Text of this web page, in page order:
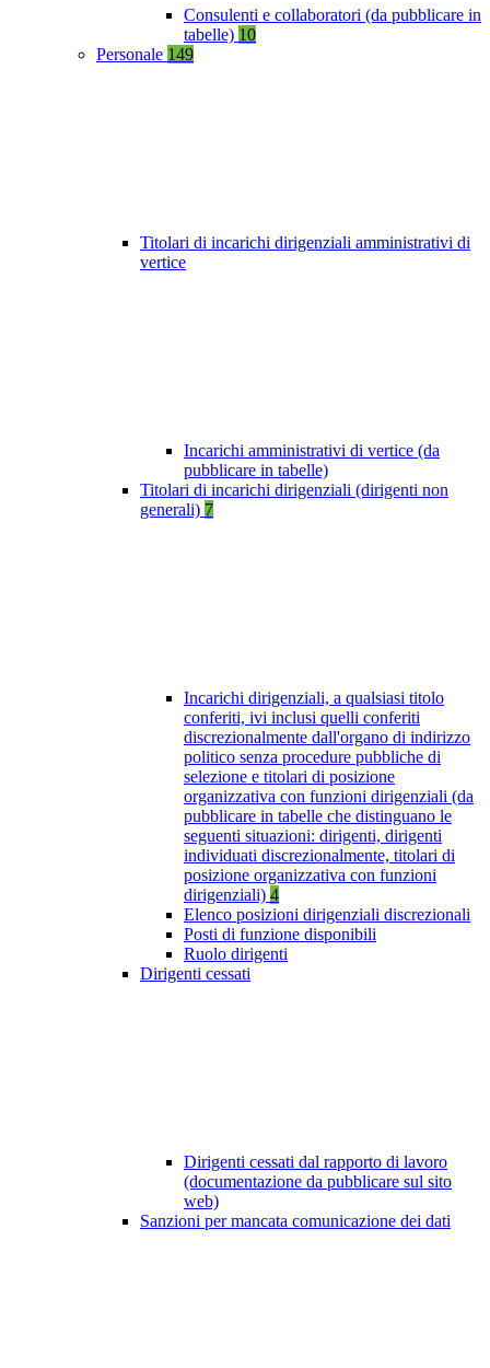
Consulenti e collaboratori (da pubblicare in
tabelle) 10
Personale 149
Titolari di incarichi dirigenziali amministrativi di
vertice
Incarichi amministrativi di vertice (da
pubblicare in tabelle)
Titolari di incarichi dirigenziali (dirigenti non
generali) 7
Incarichi dirigenziali, a qualsiasi titolo
conferiti, ivi inclusi quelli conferiti
discrezionalmente dall'organo di indirizzo
politico senza procedure pubbliche di
selezione e titolari di posizione
organizzativa con funzioni dirigenziali (da
pubblicare in tabelle che distinguano le
seguenti situazioni: dirigenti, dirigenti
individuati discrezionalmente, titolari di
posizione organizzativa con funzioni
dirigenziali) 4
Elenco posizioni dirigenziali discrezionali
Posti di funzione disponibili
Ruolo dirigenti
Dirigenti cessati
Dirigenti cessati dal rapporto di lavoro
(documentazione da pubblicare sul sito
web)
Sanzioni per mancata comunicazione dei dati